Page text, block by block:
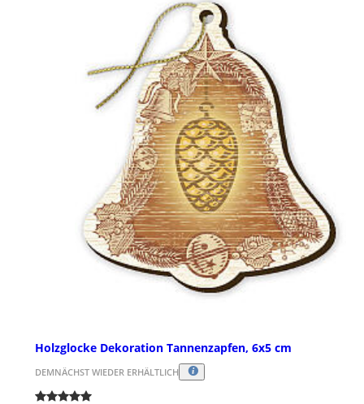
Holzglocke Dekoration Tannenzapfen, 6x5 cm
DEMNÄCHST WIEDER ERHÄLTLICH